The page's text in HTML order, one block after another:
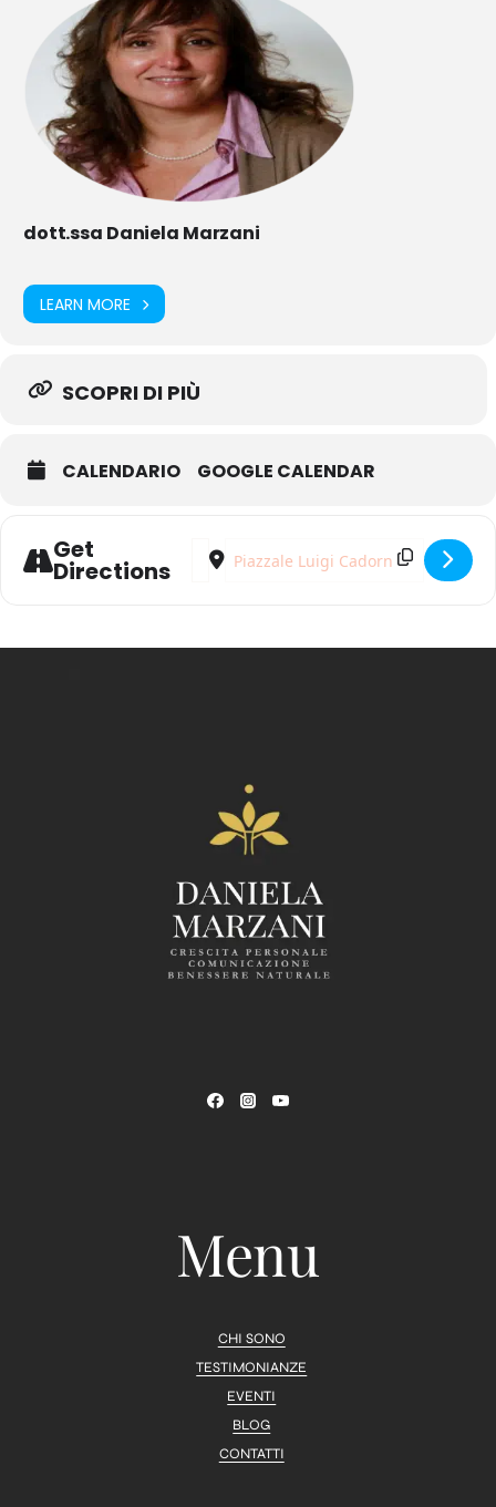
dott.ssa Daniela Marzani
LEARN MORE
SCOPRI DI PIÙ
CALENDARIO GOOGLE CALENDAR
Get
Directions
Address - Nuove Vie: corso di
Destination Address - Nuove Vie:
Menu
CHI SONO
TESTIMONIANZE
EVENTI
BLOG
CONTATTI